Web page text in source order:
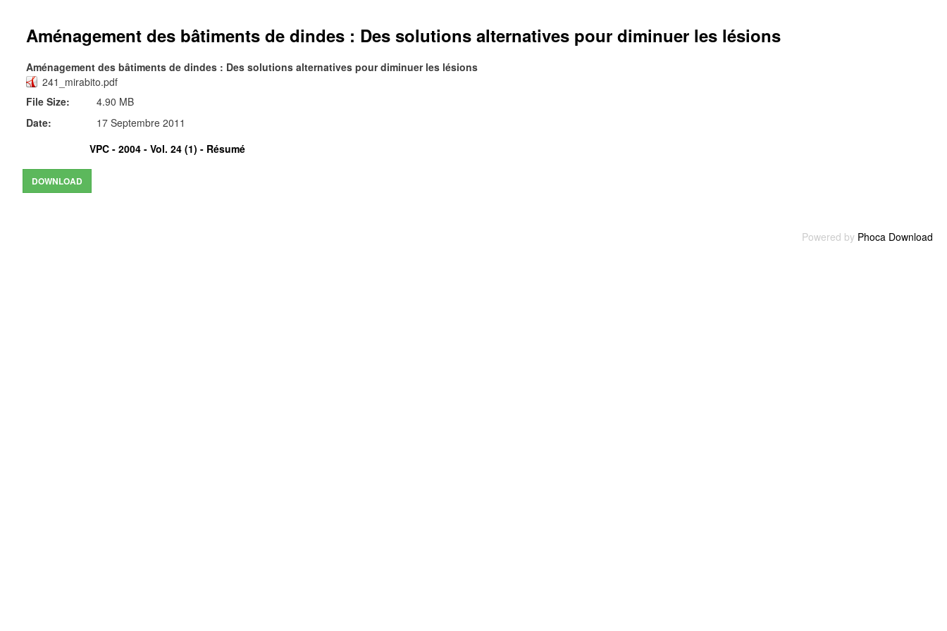
Aménagement des bâtiments de dindes : Des solutions alternatives pour diminuer les lésions
Aménagement des bâtiments de dindes : Des solutions alternatives pour diminuer les lésions
241_mirabito.pdf
File Size:
4.90 MB
Date:
17 Septembre 2011
VPC - 2004 - Vol. 24 (1) - Résumé
Powered by Phoca Download